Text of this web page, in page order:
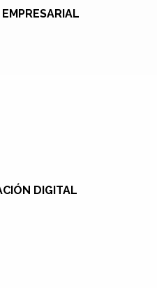
DIGITAL